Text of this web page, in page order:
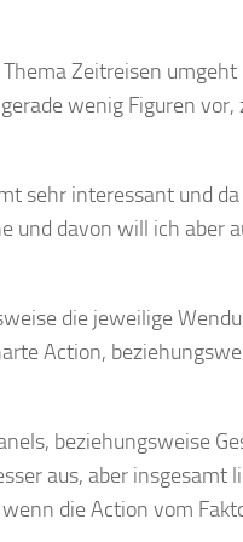
Zeitreisen umgeht
wenig Figuren vor,
sehr interessant und
und davon will ich aber
die jeweilige
Action,
beziehungsweise
aus, aber insgesamt
die Action vom